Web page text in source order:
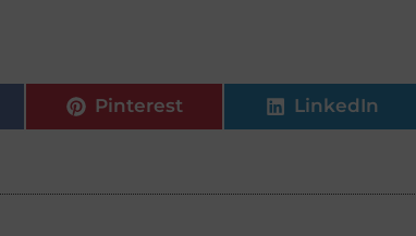
Pinterest LinkedIn